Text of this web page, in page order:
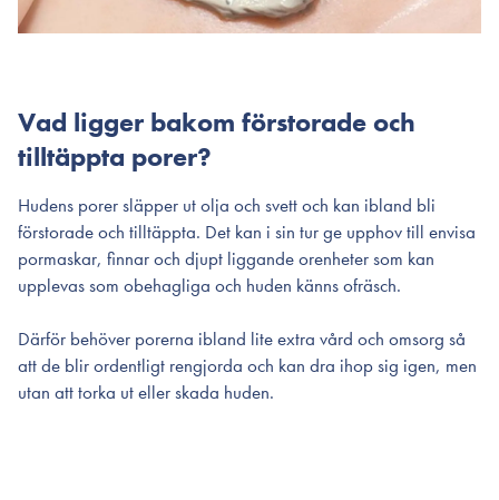
Vad ligger bakom förstorade och
tilltäppta porer?
Hudens porer släpper ut olja och svett och kan ibland bli
förstorade och tilltäppta. Det kan i sin tur ge upphov till envisa
pormaskar, finnar och djupt liggande orenheter som kan
upplevas som obehagliga och huden känns ofräsch.
Därför behöver porerna ibland lite extra vård och omsorg så
att de blir ordentligt rengjorda och kan dra ihop sig igen, men
utan att torka ut eller skada huden.